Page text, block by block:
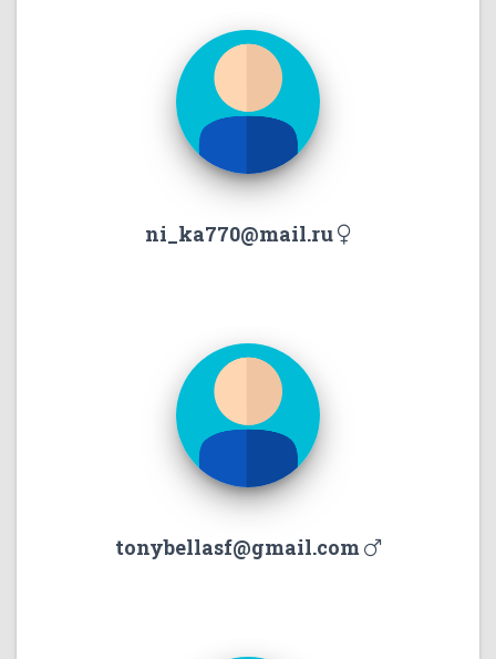
ni_ka770@mail.ru
tonybellasf@gmail.com